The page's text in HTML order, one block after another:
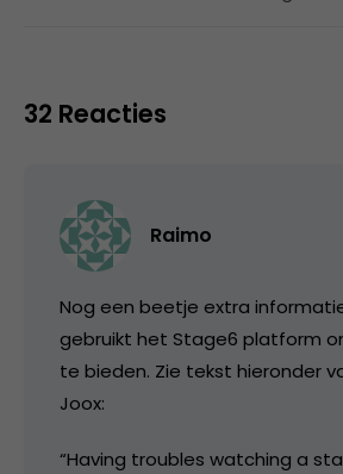
32 Reacties
Raimo
Nog een beetje extra
gebruikt het Stage6 platform
te bieden. Zie tekst hieronder
Joox:
“Having troubles watching a